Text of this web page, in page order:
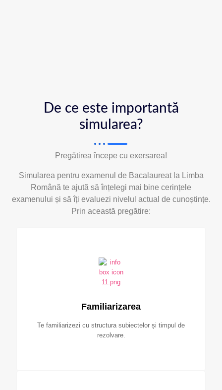
De ce este importantă
simularea?
Pregătirea începe cu exersarea!
Simularea pentru examenul de Bacalaureat la Limba
Română te ajută să înțelegi mai bine cerințele
examenului și să îți evaluezi nivelul actual de cunoștințe.
Prin această pregătire:
Familiarizarea
Te familiarizezi cu structura subiectelor și timpul de
rezolvare.